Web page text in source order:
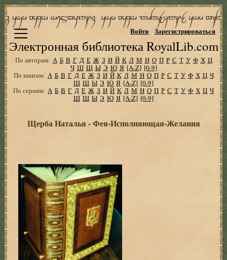
Электронная библиотека RoyalLib.com
Войти Зарегистрироваться
По авторам: А Б В Г Д Е Ж З И Й К Л М Н О П Р С Т У Ф Х Ц
Ч Ш Щ Ы Э Ю Я [A-Z] [0-9]
По книгам: А Б В Г Д Е Ж З И Й К Л М Н О П Р С Т У Ф Х Ц Ч
Ш Щ Ы Э Ю Я [A-Z] [0-9]
По сериям: А Б В Г Д Е Ж З И Й К Л М Н О П Р С Т У Ф Х Ц Ч
Ш Щ Ы Э Ю Я [A-Z] [0-9]
Щерба Наталья - Фея-Исполняющая-Желания